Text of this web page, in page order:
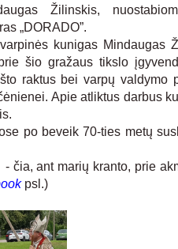
Žilinskis,
„DORADO”.
kunigas Mindaugas
šio gražaus tikslo
raktus bei varpų valdymo
Apie atliktus darbus
po beveik 70-ties metų
čia, ant marių kranto, prie
psl.)